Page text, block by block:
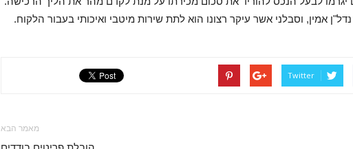
אמין, וסבלני אשר עיקר רצונו הוא לתת שירות מיטבי ואיכותי בעבור הלקוח.
Twitter
מאמר הבא